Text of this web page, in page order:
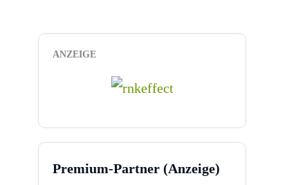
ANZEIGE
Premium-Partner (Anzeige)